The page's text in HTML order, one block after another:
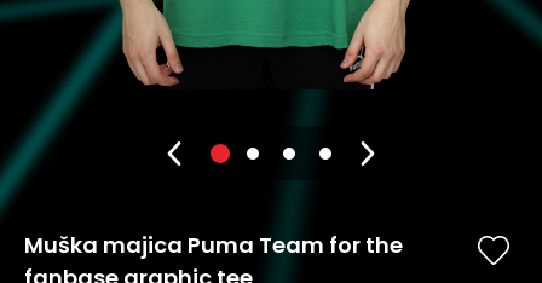
Muška majica Puma Team for the